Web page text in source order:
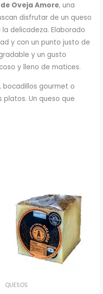
Oveja Amore, una
disfrutar de un queso
delicadeza. Elaborado
y con un punto justo de
y un gusto
y lleno de matices.
gourmet o
Un queso que
QUESOS
precios:
desde
10,40€
hasta
56,16€